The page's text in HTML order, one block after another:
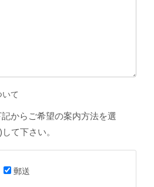
て
からご希望の案内方法を選
)して下さい。
郵送